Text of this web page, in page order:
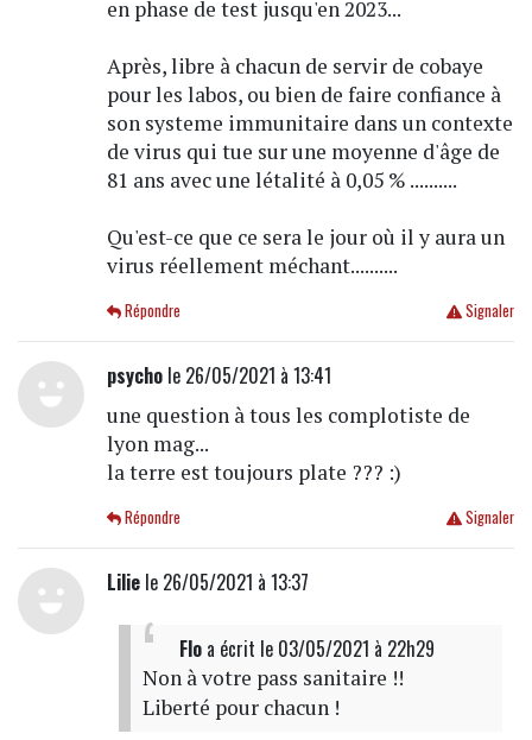
en phase de test jusqu'en 2023...
Après, libre à chacun de servir de cobaye
pour les labos, ou bien de faire confiance à
son systeme immunitaire dans un contexte
de virus qui tue sur une moyenne d'âge de
81 ans avec une létalité à 0,05 % ..........
Qu'est-ce que ce sera le jour où il y aura un
virus réellement méchant..........
Signaler
Répondre
psychole 26/05/2021 à 13:41
une question à tous les complotiste de
lyon mag...
la terre est toujours plate ??? :)
Signaler
Répondre
Liliele 26/05/2021 à 13:37
Floa écrit le 03/05/2021 à 22h29
Non à votre pass sanitaire !!
Liberté pour chacun !